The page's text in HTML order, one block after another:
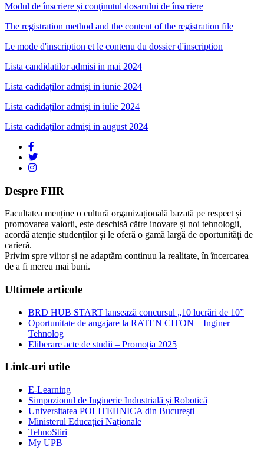
Modul de înscriere și conţinutul dosarului de înscriere
The registration method and the content of the registration file
Le mode d'inscription et le contenu du dossier d'inscription
Lista candidatilor admisi in mai 2024
Lista cadidaților admiși in iunie 2024
Lista cadidaților admiși in iulie 2024
Lista cadidaților admiși in august 2024
Despre FIIR
Facultatea menține o cultură organizațională bazată pe respect și
promovarea valorii, este deschisă către inovare și noi tehnologii,
acordă atenție studenților și le oferă o gamă largă de oportunități de
carieră.
Privim spre viitor și ne adaptăm continuu la realitate, în încercarea
de a fi mereu mai buni.
Ultimele articole
BRD HUB START lansează concursul „10 lucrări de 10”
Oportunitate de angajare la RATEN CITON – Inginer
Tehnolog
Eliberare acte de studii – Promoția 2025
Link-uri utile
E-Learning
Simpozionul de Inginerie Industrială și Robotică
Universitatea POLITEHNICA din București
Ministerul Educației Naționale
TehnoStiri
My UPB